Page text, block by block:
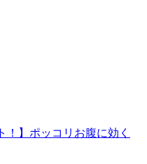
！】ポッコリお腹に効く